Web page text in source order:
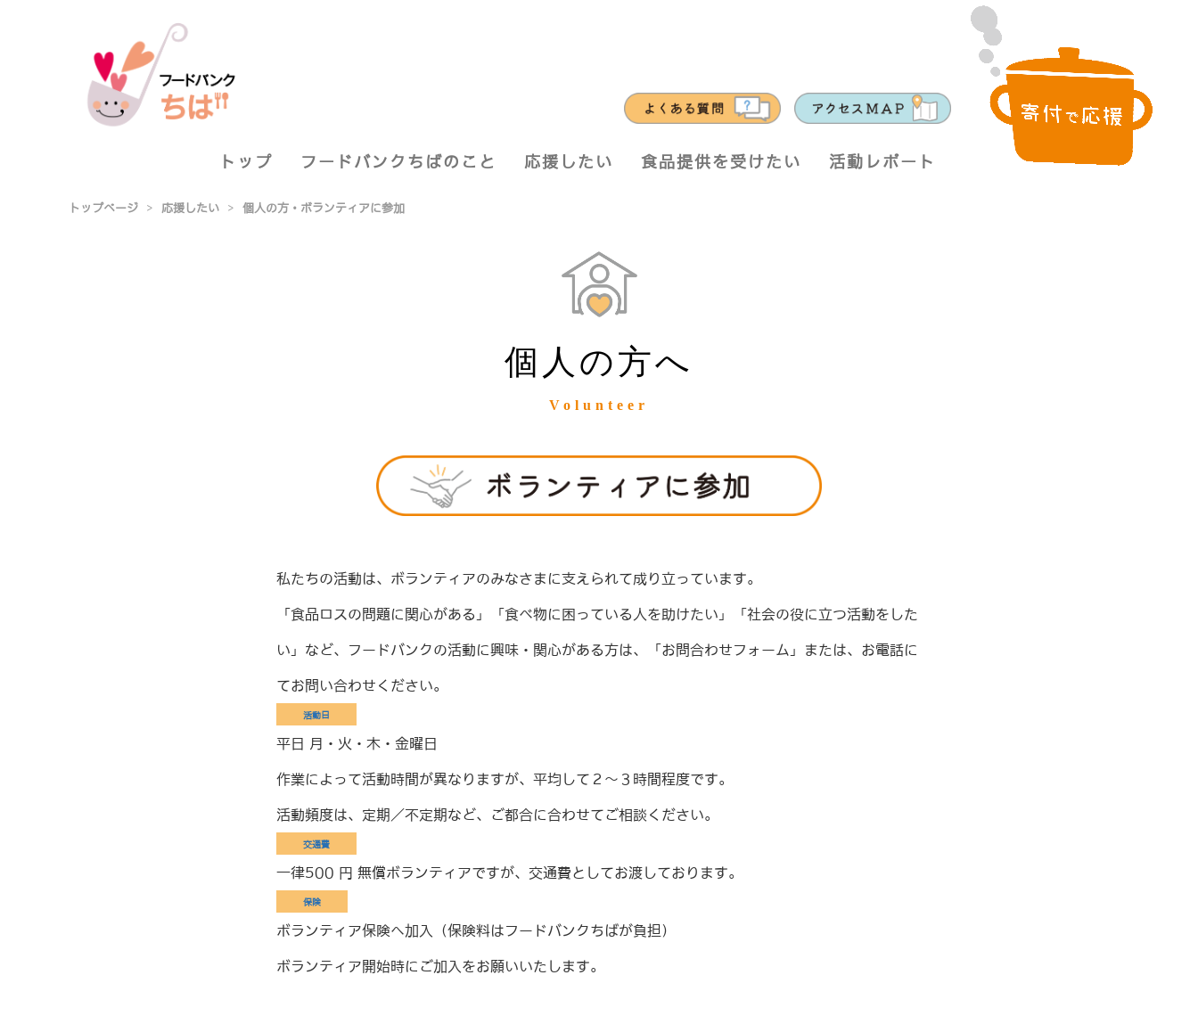
トップ フードバンクちばのこと 応援したい 食品提供を受けたい 活動レポート
トップページ > 応援したい > 個人の方・ボランティアに参加
個人の方へ
Volunteer
私たちの活動は、ボランティアのみなさまに支えられて成り立っています。
「食品ロスの問題に関心がある」「食べ物に困っている人を助けたい」「社会の役に立つ活動をした
い」など、フードバンクの活動に興味・関心がある方は、「お問合わせフォーム」または、お電話に
てお問い合わせください。
活動日
平日 月・火・木・金曜日
作業によって活動時間が異なりますが、平均して２～３時間程度です。
活動頻度は、定期／不定期など、ご都合に合わせてご相談ください。
交通費
一律500 円 無償ボランティアですが、交通費としてお渡しております。
保険
ボランティア保険へ加入（保険料はフードバンクちばが負担）
ボランティア開始時にご加入をお願いいたします。